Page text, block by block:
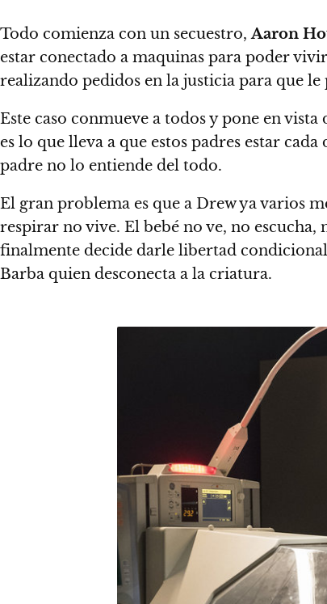
Todo comienza con un secuestro,Aaron
estar conectado a maquinas para poder
realizando pedidos en la justicia para que
Este caso conmueve a todos y pone en
es lo que lleva a que estos padres estar
padre no lo entiende del todo.
El gran problema es que a Drew ya varios
respirar no vive. El bebé no ve, no escucha,
finalmente decide darle libertad
Barba quien desconecta a la criatura.